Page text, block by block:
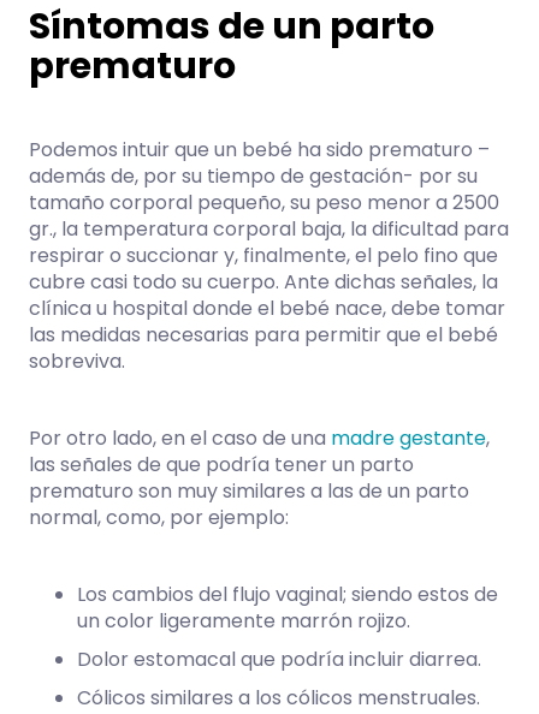
Síntomas de un parto
prematuro
Podemos intuir que un bebé ha sido prematuro –
además de, por su tiempo de gestación- por su
tamaño corporal pequeño, su peso menor a 2500
gr., la temperatura corporal baja, la dificultad para
respirar o succionar y, finalmente, el pelo fino que
cubre casi todo su cuerpo. Ante dichas señales, la
clínica u hospital donde el bebé nace, debe tomar
las medidas necesarias para permitir que el bebé
sobreviva.
Por otro lado, en el caso de una madre gestante,
las señales de que podría tener un parto
prematuro son muy similares a las de un parto
normal, como, por ejemplo:
Los cambios del flujo vaginal; siendo estos de
un color ligeramente marrón rojizo.
Dolor estomacal que podría incluir diarrea.
Cólicos similares a los cólicos menstruales.